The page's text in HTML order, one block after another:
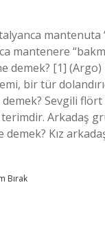
mantenuta
mantenere
demek? [1]
bir tür
Sevgili
Arkadaş
Kız
Bırak